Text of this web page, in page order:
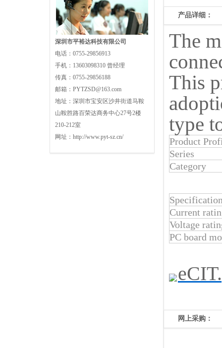
深圳市平裕达科技有限公司
电话： 0755-29856913
手机： 13603098310 曾经理
传真： 0755-29856188
邮箱： PYTZSD@163.com
地址： 深圳市宝安区沙井街道马鞍
山鞍胜路百荣达商务中心27号2楼
210-212室
网址： http://www.pyt-sz.cn/
产品详细：
The
This
type
Product
Series
Category
Current
Voltage
PC board
网上采购：